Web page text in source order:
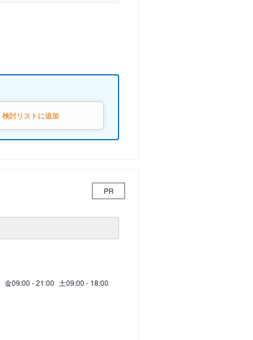
検討リストに追加
PR
金09:00 - 21:00 土09:00 - 18:00